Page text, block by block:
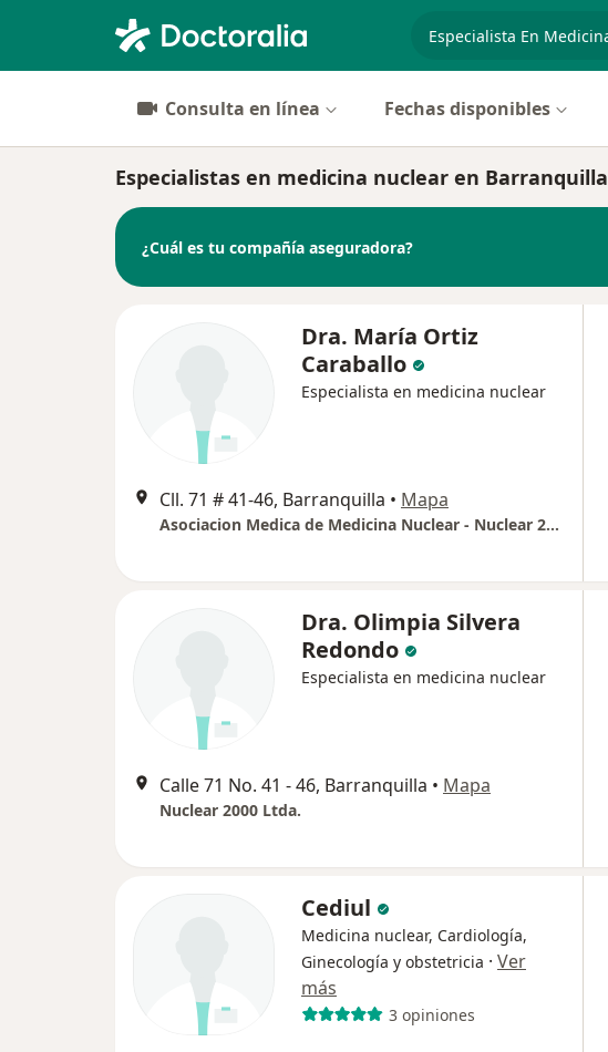
Consulta en línea Fechas disponibles
Especialistas en medicina nuclear en Barranquilla
¿Cuál es tu compañía aseguradora?
Dra. María Ortiz
Caraballo
Especialista en medicina nuclear
Cll. 71 # 41-46, Barranquilla • Mapa
Asociacion Medica de Medicina Nuclear - Nuclear 2000
Dra. Olimpia Silvera
Redondo
Especialista en medicina nuclear
Calle 71 No. 41 - 46, Barranquilla • Mapa
Nuclear 2000 Ltda.
Cediul
Medicina nuclear, Cardiología,
Ginecología y obstetricia · Ver
más
3 opiniones